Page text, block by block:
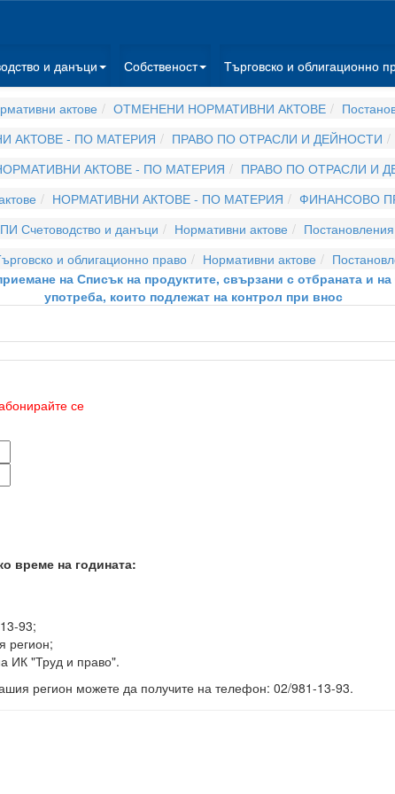
и данъци Собственост Търговско и облигационно
актове ОТМЕНЕНИ НОРМАТИВНИ АКТОВЕ
АКТОВЕ - ПО МАТЕРИЯ ПРАВО ПО ОТРАСЛИ И ДЕЙНОСТИ
АКТОВЕ - ПО МАТЕРИЯ ПРАВО ПО ОТРАСЛИ И
НОРМАТИВНИ АКТОВЕ - ПО МАТЕРИЯ ФИНАНСОВО
Счетоводство и данъци
Нормативни актове
Постановления
и облигационно право
Нормативни актове
на Списък на продуктите, свързани с отбраната и
употреба, които подлежат на контрол при внос
се
време на годината:
93;
регион;
ИК "Труд и право".
регион можете да получите на телефон: 02/981-13-93.